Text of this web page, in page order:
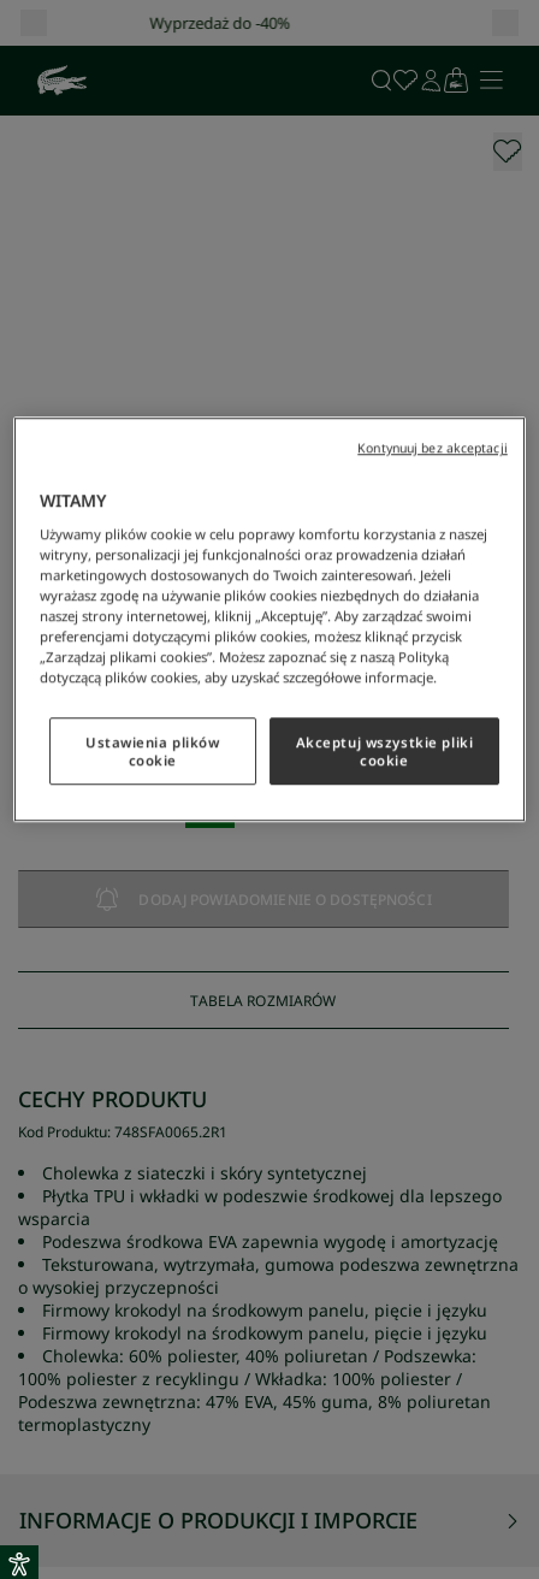
Darmowa dostawa od 400 zł!
Lacoste/Kobieta/Obuwie/Sneakersy/Damskie Buty Treningowe Storm 96 2k
Damskie buty treningowe Storm 96 2K
NAJNIŻSZA CENA Z 30 DNI: 384 zł
DODAJ POWIADOMIENIE O DOSTĘPNOŚCI
TABELA ROZMIARÓW
CECHY PRODUKTU
Kod Produktu:748SFA0065.2R1
Cholewka z siateczki i skóry syntetycznej
Płytka TPU i wkładki w podeszwie środkowej dla lepszego
wsparcia
Podeszwa środkowa EVA zapewnia wygodę i amortyzację
Teksturowana, wytrzymała, gumowa podeszwa zewnętrzna
o wysokiej przyczepności
Firmowy krokodyl na środkowym panelu, pięcie i języku
Firmowy krokodyl na środkowym panelu, pięcie i języku
Cholewka: 60% poliester, 40% poliuretan / Podszewka:
100% poliester z recyklingu / Wkładka: 100% poliester /
Podeszwa zewnętrzna: 47% EVA, 45% guma, 8% poliuretan
termoplastyczny
INFORMACJE O PRODUKCJI I IMPORCIE
WITAMY
Używamy plików cookie w celu poprawy komfortu korzystania z naszej
witryny, personalizacji jej funkcjonalności oraz prowadzenia działań
marketingowych dostosowanych do Twoich zainteresowań. Jeżeli
wyrażasz zgodę na używanie plików cookies niezbędnych do działania
naszej strony internetowej, kliknij „Akceptuję”. Aby zarządzać swoimi
preferencjami dotyczącymi plików cookies, możesz kliknąć przycisk
„Zarządzaj plikami cookies”. Możesz zapoznać się z naszą Polityką
dotyczącą plików cookies, aby uzyskać szczegółowe informacje.
Ustawienia plików
cookie
Akceptuj wszystkie pliki
cookie
Kontynuuj bez akceptacji